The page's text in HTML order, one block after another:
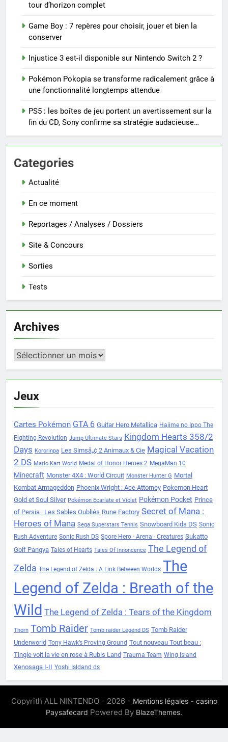
tour d’horizon complet
Game Boy : 7 repères pour choisir, jouer et bien la
conserver
Injustice 3 est-il disponible sur Nintendo Switch 2 ?
Pokémon Pokopia se transforme radicalement grâce à
une fonctionnalité longtemps attendue
PS5 : les boîtes de jeu portent un avertissement sur la
fin du CD, Sony confirme sa stratégie audacieuse…
Categories
Actualité
En ce moment
Reportages / Analyses / Dossiers
Site & Concours
Sorties
Tests
Archives
Archives
Jeux
Cartes Pokémon GTA 6 Guitar Hero Metallica Hajime no Ippo The
Fighting Revolution Jump Ultimate Stars Kingdom Hearts 358/2
Days Kororinpa Les Simsâ„¢ 2 Animaux & Cie Magical Vacation
2 DS Mario Kart World Medal of Honor Heroes 2 MegaMan 10
Minecraft Monster 4X4 : World Circuit Monster Hunter G Mortal
Kombat Armageddon Phoenix Wright : Ace Attorney Pokemon Heart
Gold et Soul Silver Pokémon Ecarlate et Violet Pokémon Pocket Prince
of Persia : Les Sables Oubliés Rune Factory Secret of Mana :
Heroes of Mana Sega Superstars Tennis Snowboard Kids DS Sonic
Rush Adventure Sonic Rush DS Spore Hero - Arena - Creatures Sukatto
Golf Pangya Tales of Hearts Tales Of Innoncence The Legend of
Zelda The Legend of Zelda : A Link Between Worlds The
Legend of Zelda : Breath of the
Wild The Legend of Zelda : Tears of the Kingdom
Thorn Tomb Raider Tomb raider Legend DS Tomb Raider
Underworld Tony Hawk’s Proving Ground Tout nouveau Tout beau :
Tingle voit la vie en rose à Rubis Land Trauma Team Wing Island
Xenosaga I-II Yoshi Isldand ds
Copyrith ALL NINTENDO - 2026 - Mentions légales- casino
Paysafecard Powered By BlazeThemes.